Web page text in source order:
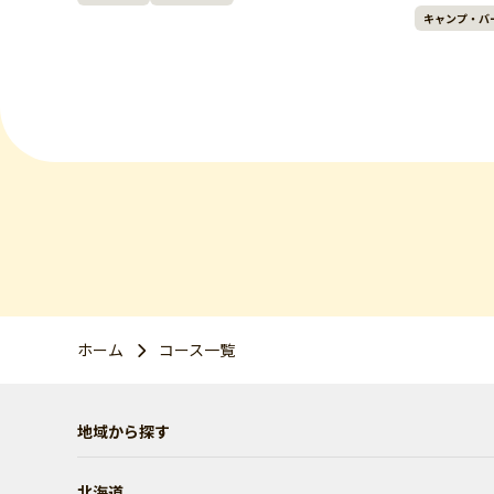
キャンプ・バ
ホーム コース一覧
地域から探す